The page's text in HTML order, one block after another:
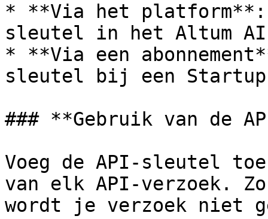
* **Via het platform**:
sleutel in het Altum
* **Via een
sleutel bij een
### **Gebruik van de
Voeg de API-sleutel
van elk API-verzoek.
wordt je verzoek niet